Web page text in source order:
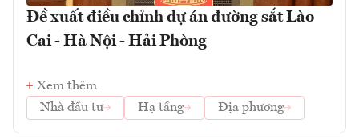
Đề xuất điều chỉnh dự án đường sắt Lào
Cai - Hà Nội - Hải Phòng
Xem thêm
Nhà đầu tư
Hạ tầng Địa phương